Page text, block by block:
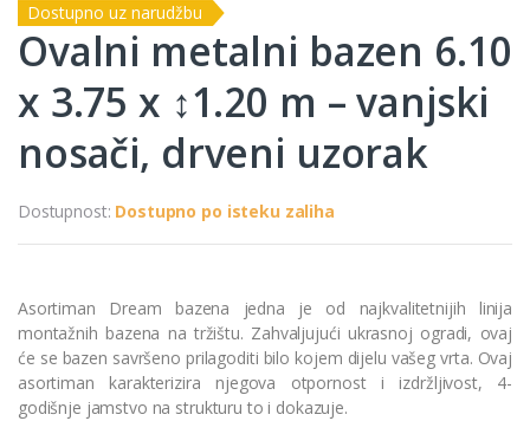
Dostupno uz narudžbu
Ovalni metalni bazen 6.10
x 3.75 x ↕1.20 m – vanjski
nosači, drveni uzorak
Dostupnost: Dostupno po isteku zaliha
Asortiman Dream bazena jedna je od najkvalitetnijih linija
montažnih bazena na tržištu. Zahvaljujući ukrasnoj ogradi, ovaj
će se bazen savršeno prilagoditi bilo kojem dijelu vašeg vrta. Ovaj
asortiman karakterizira njegova otpornost i izdržljivost, 4-
godišnje jamstvo na strukturu to i dokazuje.